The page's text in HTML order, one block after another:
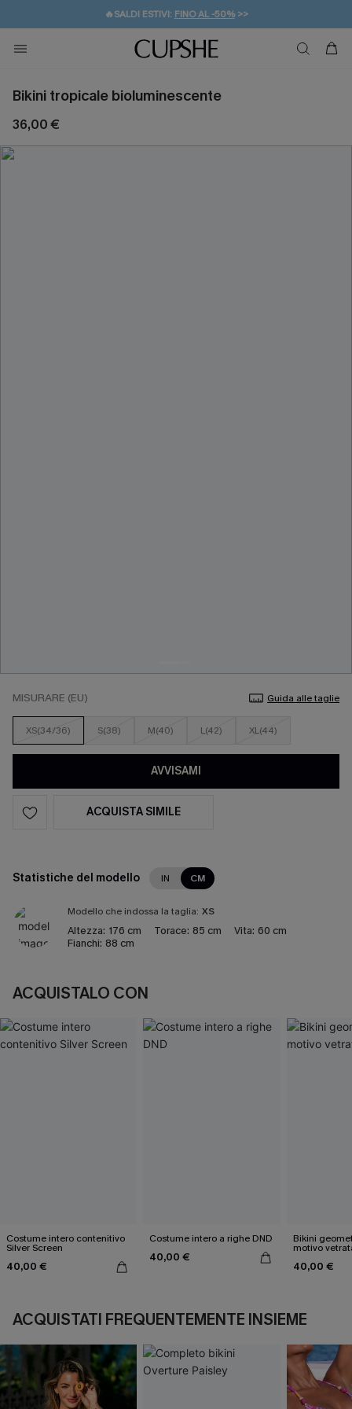
🔥SALDI ESTIVI: FINO AL -50%>>
🚚SPEDIZIONE GRATUITA DA 49€
💌REGALO PER I NUOVI: 20% DI SCONTO*
Bikini tropicale bioluminescente
36,00 €
MISURARE (EU) Guida alle taglie
XS(34/36) S(38) M(40) L(42) XL(44)
AVVISAMI
ACQUISTA SIMILE
Statistiche del modello IN CM
Modello che indossa la taglia: XS
Altezza: 176 cm Torace: 85 cm Vita: 60 cm
Fianchi: 88 cm
ACQUISTALO CON
Costume intero contenitivo
Silver Screen
40,00 €
Costume intero a righe DND
40,00 €
Bikini
motivo
40,00 €
ACQUISTATI FREQUENTEMENTE INSIEME